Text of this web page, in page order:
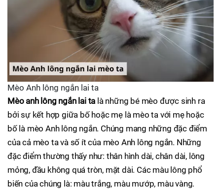
Mèo Anh lông ngắn lai ta
Mèo anh lông ngắn lai ta là những bé mèo được sinh ra
bởi sự kết hợp giữa bố hoặc mẹ là mèo ta với mẹ hoặc
bố là mèo Anh lông ngắn. Chúng mang những đặc điểm
của cả mèo ta và số ít của mèo Anh lông ngắn. Những
đặc điểm thường thấy như: thân hình dài, chân dài, lông
mỏng, đầu không quá tròn, mặt dài. Các màu lông phổ
biến của chúng là: màu trắng, màu mướp, màu vàng.